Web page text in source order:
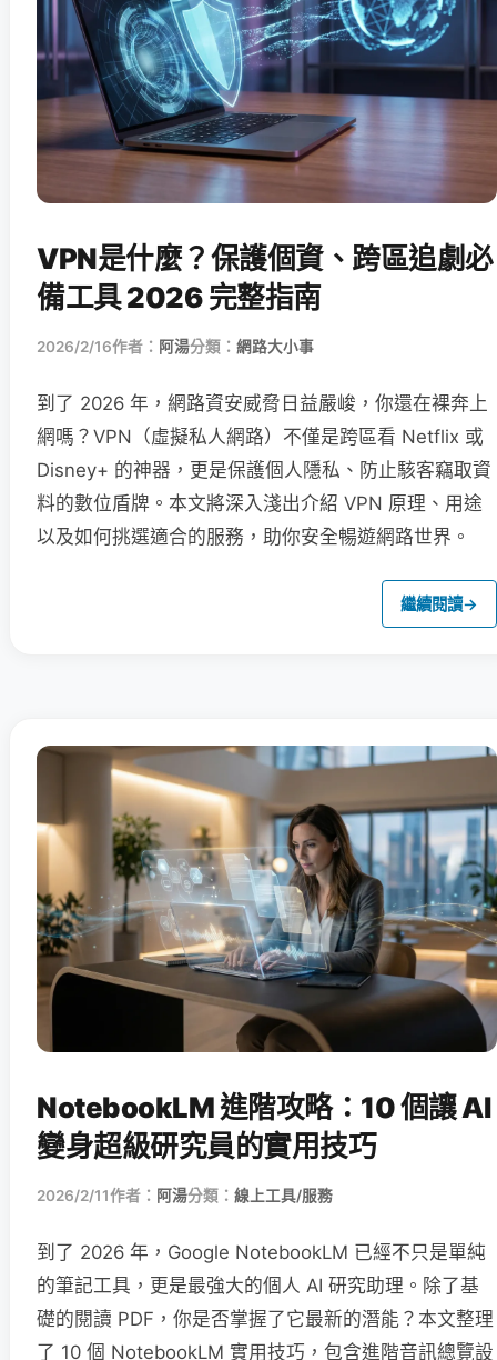
VPN是什麼？保護個資、跨區追劇必
備工具 2026 完整指南
2026/2/16作者： 阿湯分類： 網路大小事
到了 2026 年，網路資安威脅日益嚴峻，你還在裸奔上
網嗎？VPN（虛擬私人網路）不僅是跨區看 Netflix 或
Disney+ 的神器，更是保護個人隱私、防止駭客竊取資
料的數位盾牌。本文將深入淺出介紹 VPN 原理、用途
以及如何挑選適合的服務，助你安全暢遊網路世界。
繼續閱讀→
NotebookLM 進階攻略：10 個讓 AI
變身超級研究員的實用技巧
2026/2/11作者： 阿湯分類： 線上工具/服務
到了 2026 年，Google NotebookLM 已經不只是單純
的筆記工具，更是最強大的個人 AI 研究助理。除了基
礎的閱讀 PDF，你是否掌握了它最新的潛能？本文整理
了 10 個 NotebookLM 實用技巧，包含進階音訊總覽設